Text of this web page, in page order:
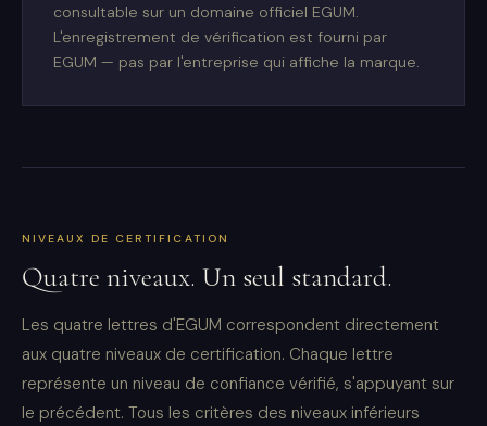
consultable sur un domaine officiel EGUM.
L'enregistrement de vérification est fourni par
EGUM — pas par l'entreprise qui affiche la marque.
NIVEAUX DE CERTIFICATION
Quatre niveaux. Un seul standard.
Les quatre lettres d'EGUM correspondent directement
aux quatre niveaux de certification. Chaque lettre
représente un niveau de confiance vérifié, s'appuyant sur
le précédent. Tous les critères des niveaux inférieurs